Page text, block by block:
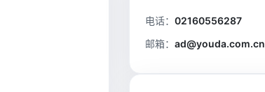
电话： 02160556287
邮箱： ad@youda.com.cn